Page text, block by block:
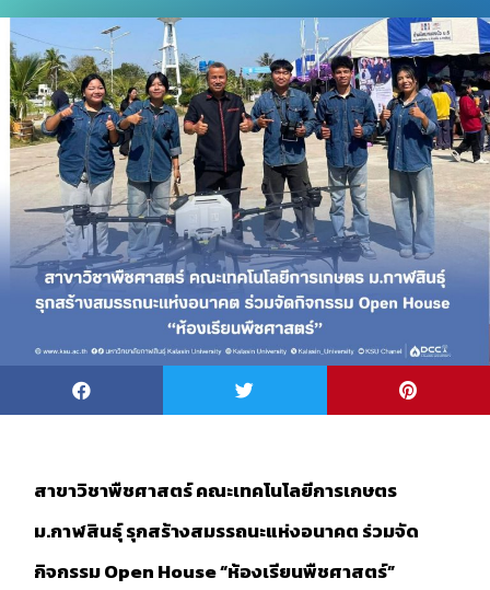
สาขาวิชาพืชศาสตร์ คณะเทคโนโลยีการเกษตร
ม.กาฬสินธุ์ รุกสร้างสมรรถนะแห่งอนาคต ร่วมจัด
กิจกรรม Open House “ห้องเรียนพืชศาสตร์”